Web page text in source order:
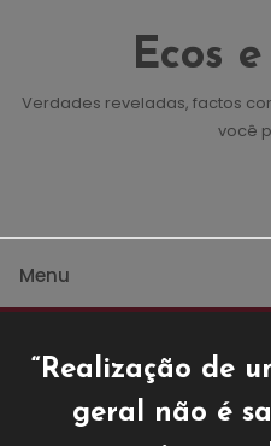
Ecos
Verdades reveladas, factos
você
Menu
“Realização de
geral não é